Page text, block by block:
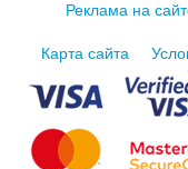
Реклама на
Карта сайта